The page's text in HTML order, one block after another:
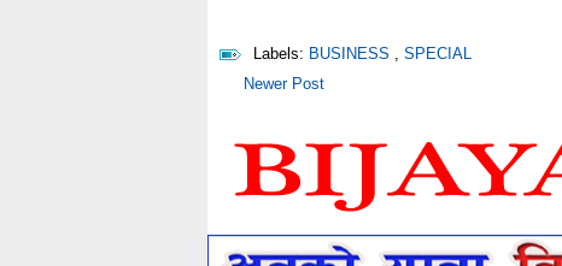
Labels: BUSINESS , SPECIAL
Newer Post